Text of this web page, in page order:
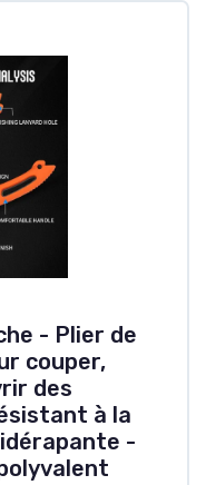
- Plier de
couper,
des
à la
-